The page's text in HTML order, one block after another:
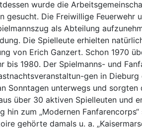
wurde die
gesucht. Die Freiwillige Feuerwehr
als Abteilung
Die Spielleute erhielten
von Erich Ganzert. Schon 1970
1980. Der Spielmanns- und
gen in
Sonntagen unterwegs und sorgten
über 30 aktiven Spielleuten und
zum „Modernen
gehörte damals u. a.